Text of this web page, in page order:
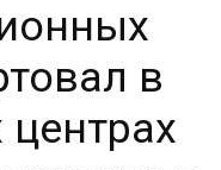
в